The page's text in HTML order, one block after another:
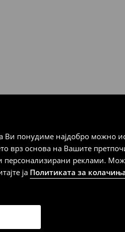
понудиме најдобро можно
врз основа на Вашите
реклами.
ја Политиката за
од тој датум да се
производи. Ако
артиклите, тоа може да го
производот може да